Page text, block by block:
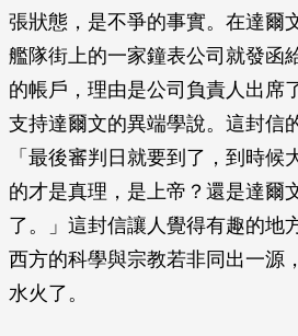
張狀態，是不爭的事實。在達爾
艦隊街上的一家鐘表公司就發函
的帳戶，理由是公司負責人出席
支持達爾文的異端學說。這封信
「最後審判日就要到了，到時候
的才是真理，是上帝？還是達爾
了。」這封信讓人覺得有趣的地
西方的科學與宗教若非同出一源
水火了。